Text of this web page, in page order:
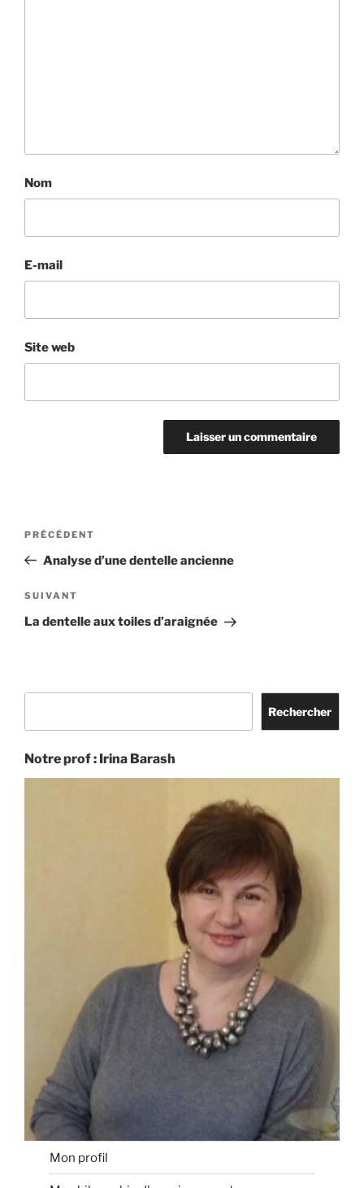
Nom
E-mail
Site web
Navigation
l’article
Article
précédent
PRÉCÉDENT
Analyse d’une dentelle ancienne
Article
suivant
SUIVANT
La dentelle aux toiles d’araignée
Rechercher
Notre prof : Irina Barash
Mon profil